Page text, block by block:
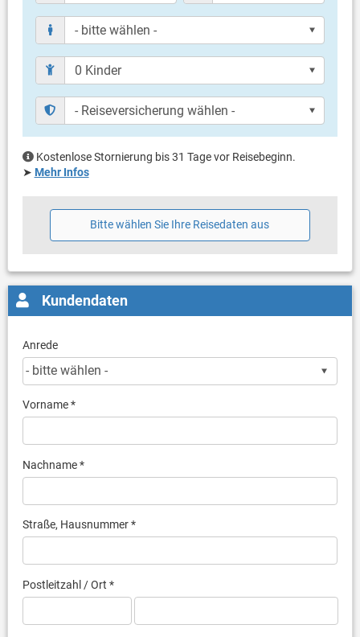
Kostenlose Stornierung bis 31 Tage vor Reisebeginn.
➤ Mehr Infos
Bitte wählen Sie Ihre Reisedaten aus
Kundendaten
Anrede
Vorname *
Nachname *
Straße, Hausnummer *
Postleitzahl / Ort *